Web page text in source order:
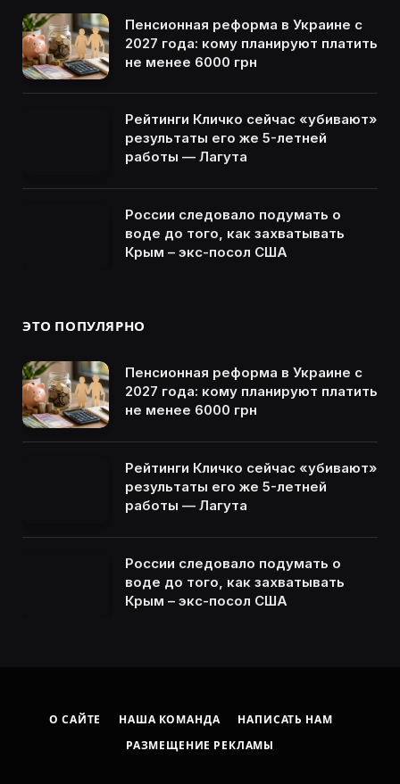
Пенсионная реформа в Украине с
2027 года: кому планируют платить
не менее 6000 грн
Рейтинги Кличко сейчас «убивают»
результаты его же 5-летней
работы — Лагута
России следовало подумать о
воде до того, как захватывать
Крым – экс-посол США
ЭТО ПОПУЛЯРНО
Пенсионная реформа в Украине с
2027 года: кому планируют платить
не менее 6000 грн
Рейтинги Кличко сейчас «убивают»
результаты его же 5-летней
работы — Лагута
России следовало подумать о
воде до того, как захватывать
Крым – экс-посол США
О САЙТЕ НАША КОМАНДА
НАПИСАТЬ НАМ
РАЗМЕЩЕНИЕ РЕКЛАМЫ